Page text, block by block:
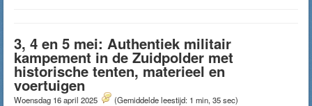
3, 4 en 5 mei: Authentiek militair
kampement in de Zuidpolder met
historische tenten, materieel en
voertuigen
Woensdag 16 april 2025 (Gemiddelde leestijd: 1 min, 35 sec)